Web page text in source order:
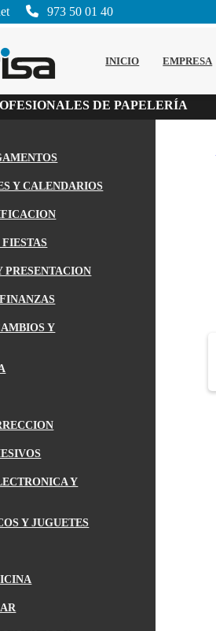
INICIO EMPRESA
DE PAPELERÍA
973 50 01 40
Y CALENDARIOS
PRESENTACION
Y
Y
Y JUGUETES